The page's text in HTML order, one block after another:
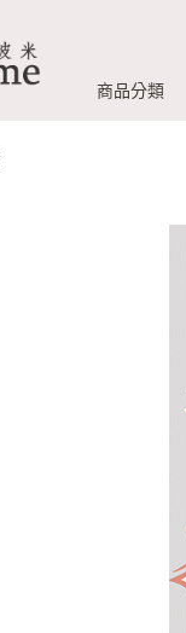
商品分類